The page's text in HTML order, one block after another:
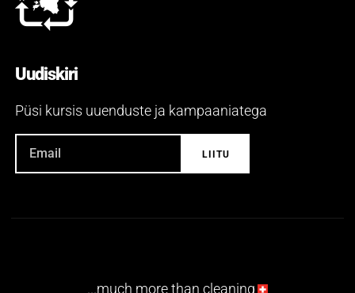
Uudiskiri
Püsi kursis uuenduste ja kampaaniatega
...much more than cleaning